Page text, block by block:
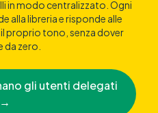
in modo centralizzato. Ogni
alla libreria e risponde alle
proprio tono, senza dover
da zero.
gli utenti delegati
→